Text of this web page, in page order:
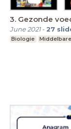
3. Gezonde
June 2021- 27
Biologie